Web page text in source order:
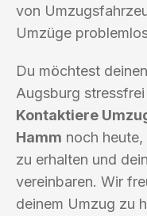
von
Umzüge
Du möchtest
Augsburg
Kontaktiere
Hamm noch
zu erhalten und
vereinbaren. Wir
deinem Umzug zu